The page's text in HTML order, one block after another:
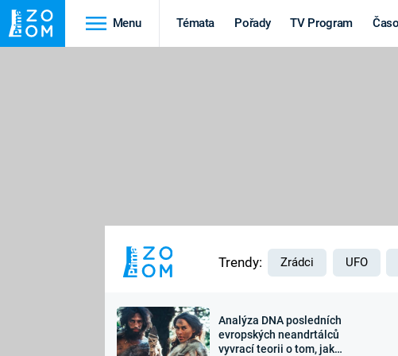
Menu Témata Pořady TV Program
Výročí
Trendy: Zrádci UFO
Analýza DNA posledních
evropských neandrtálců
vyvrací teorii o tom, jak